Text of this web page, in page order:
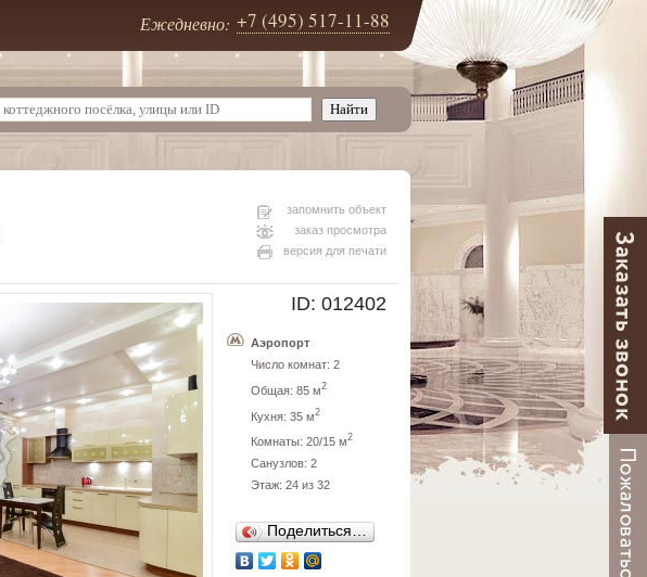
Ежедневно: +7 (495) 517-11-88
запомнить объект
заказ просмотра
версия для печати
ID: 012402
Аэропорт
Число комнат: 2
Общая: 85 м2
Кухня: 35 м2
Комнаты: 20/15 м2
Санузлов: 2
Этаж: 24 из 32
Поделиться…